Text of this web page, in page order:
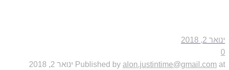
ינואר 2, 2018
0
Published by alon.justintime@gmail.com at
ינואר 2, 2018